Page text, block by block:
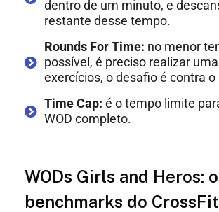
dentro de um minuto, e
restante desse tempo.
Rounds For Time: no menor
possível, é preciso realizar
exercícios, o desafio é contra o
Time Cap: é o tempo limite
WOD completo.
WODs Girls and Heros:
benchmarks do CrossFit